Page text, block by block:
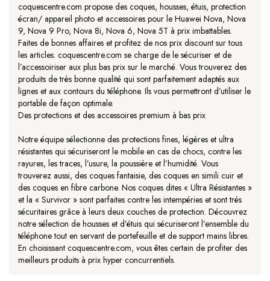
coquescentre.com propose des coques, housses, étuis, protection
écran/ appareil photo et accessoires pour le Huawei Nova, Nova
9, Nova 9 Pro, Nova 8i, Nova 6, Nova 5T à prix imbattables.
Faites de bonnes affaires et profitez de nos prix discount sur tous
les articles. coquescentre.com se charge de le sécuriser et de
l’accessoiriser aux plus bas prix sur le marché. Vous trouverez des
produits de très bonne qualité qui sont parfaitement adaptés aux
lignes et aux contours du téléphone. Ils vous permettront d’utiliser le
portable de façon optimale.
Des protections et des accessoires premium à bas prix
Notre équipe sélectionne des protections fines, légères et ultra
résistantes qui sécuriseront le mobile en cas de chocs, contre les
rayures, les traces, l’usure, la poussière et l’humidité. Vous
trouverez aussi, des coques fantaisie, des coques en simili cuir et
des coques en fibre carbone. Nos coques dites « Ultra Résistantes »
et la « Survivor » sont parfaites contre les intempéries et sont très
sécuritaires grâce à leurs deux couches de protection. Découvrez
notre sélection de housses et d’étuis qui sécuriseront l’ensemble du
téléphone tout en servant de portefeuille et de support mains libres.
En choisissant coquescentre.com, vous êtes certain de profiter des
meilleurs produits à prix hyper concurrentiels.